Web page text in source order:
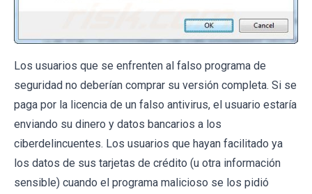
Los usuarios que se enfrenten al falso programa de
seguridad no deberían comprar su versión completa. Si se
paga por la licencia de un falso antivirus, el usuario estaría
enviando su dinero y datos bancarios a los
ciberdelincuentes. Los usuarios que hayan facilitado ya
los datos de sus tarjetas de crédito (u otra información
sensible) cuando el programa malicioso se los pidió